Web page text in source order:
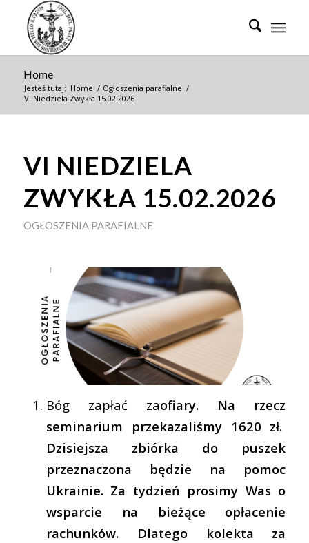
Home
Jesteś tutaj: Home / Ogłoszenia parafialne /
VI Niedziela Zwykła 15.02.2026
VI NIEDZIELA
ZWYKŁA 15.02.2026
OGŁOSZENIA PARAFIALNE
Bóg zapłać zaofiary. Na rzecz
seminarium przekazaliśmy 1620 zł.
Dzisiejsza zbiórka do puszek
przeznaczona będzie na pomoc
Ukrainie. Za tydzień prosimy Was o
wsparcie na bieżące opłacenie
rachunków. Dlatego kolekta za